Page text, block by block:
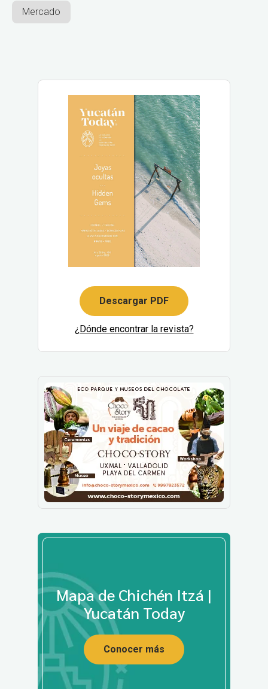
Mercado
Descargar PDF
¿Dónde encontrar la revista?
Mapa de Chichén Itzá |
Yucatán Today
Conocer más